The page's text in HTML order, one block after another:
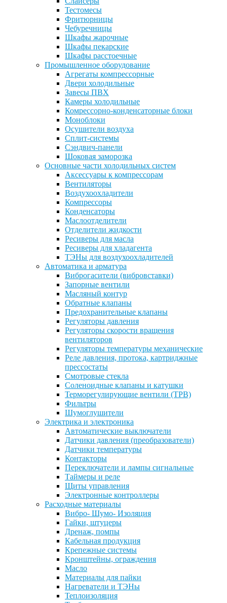
Тестомесы
Фритюрницы
Чебуречницы
Шкафы жарочные
Шкафы пекарские
Шкафы расстоечные
Промышленное оборудование
Агрегаты компрессорные
Двери холодильные
Завесы ПВХ
Камеры холодильные
Комрессорно-конденсаторные блоки
Моноблоки
Осушители воздуха
Сплит-системы
Сэндвич-панели
Шоковая заморозка
Основные части холодильных систем
Аксессуары к компрессорам
Вентиляторы
Воздухоохладители
Компрессоры
Конденсаторы
Маслоотделители
Отделители жидкости
Ресиверы для масла
Ресиверы для хладагента
ТЭНы для воздухоохладителей
Автоматика и арматура
Виброгасители (вибровставки)
Запорные вентили
Масляный контур
Обратные клапаны
Предохранительные клапаны
Регуляторы давления
Регуляторы скорости вращения
вентиляторов
Регуляторы температуры механические
Реле давления, протока, картриджные
прессостаты
Смотровые стекла
Соленоидные клапаны и катушки
Терморегулирующие вентили (ТРВ)
Фильтры
Шумоглушители
Электрика и электроника
Автоматические выключатели
Датчики давления (преобразователи)
Датчики температуры
Контакторы
Переключатели и лампы сигнальные
Таймеры и реле
Щиты управления
Электронные контроллеры
Расходные материалы
Вибро- Шумо- Изоляция
Гайки, штуцеры
Дренаж, помпы
Кабельная продукция
Крепежные системы
Кронштейны, ограждения
Масло
Материалы для пайки
Нагреватели и ТЭНы
Теплоизоляция